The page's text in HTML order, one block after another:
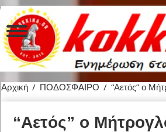
Αρχική / ΠΟΔΟΣΦΑΙΡΟ / “Αετός” ο
“Αετός” ο